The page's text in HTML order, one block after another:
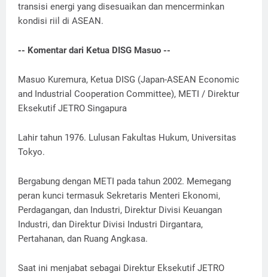
transisi energi yang disesuaikan dan mencerminkan
kondisi riil di ASEAN.
-- Komentar dari Ketua DISG Masuo --
Masuo Kuremura, Ketua DISG (Japan-ASEAN Economic
and Industrial Cooperation Committee), METI / Direktur
Eksekutif JETRO Singapura
Lahir tahun 1976. Lulusan Fakultas Hukum, Universitas
Tokyo.
Bergabung dengan METI pada tahun 2002. Memegang
peran kunci termasuk Sekretaris Menteri Ekonomi,
Perdagangan, dan Industri, Direktur Divisi Keuangan
Industri, dan Direktur Divisi Industri Dirgantara,
Pertahanan, dan Ruang Angkasa.
Saat ini menjabat sebagai Direktur Eksekutif JETRO